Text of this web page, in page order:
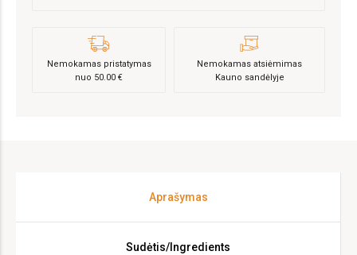
Nemokamas pristatymas
nuo 50.00 €
Nemokamas atsiėmimas
Kauno sandėlyje
Aprašymas
Sudėtis/Ingredients